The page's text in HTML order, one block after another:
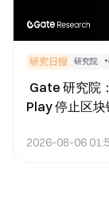
研究日报 研究院 +
Gate 研究院
Play 停止区
2026-08-06